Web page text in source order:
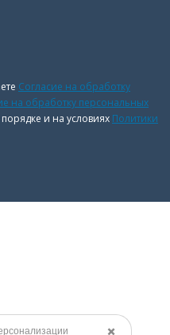
Согласие на обработку
на обработку персональных
порядке и на условиях Политики
✖️